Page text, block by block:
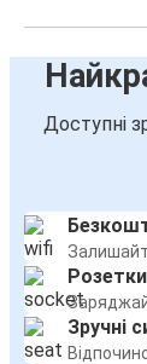
Доступні
Розетки
Зручні